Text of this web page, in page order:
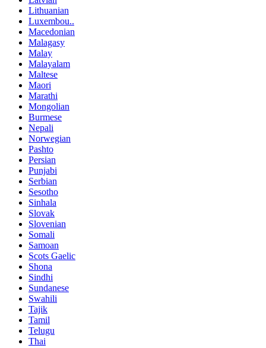
Lithuanian
Luxembou..
Macedonian
Malagasy
Malay
Malayalam
Maltese
Maori
Marathi
Mongolian
Burmese
Nepali
Norwegian
Pashto
Persian
Punjabi
Serbian
Sesotho
Sinhala
Slovak
Slovenian
Somali
Samoan
Scots Gaelic
Shona
Sindhi
Sundanese
Swahili
Tajik
Tamil
Telugu
Thai